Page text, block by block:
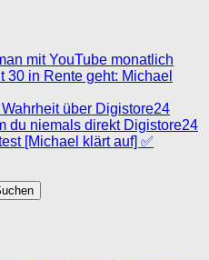
mit YouTube monatlich
30 in Rente geht: Michael
Wahrheit über Digistore24
du niemals direkt Digistore24
[Michael klärt auf] ✅